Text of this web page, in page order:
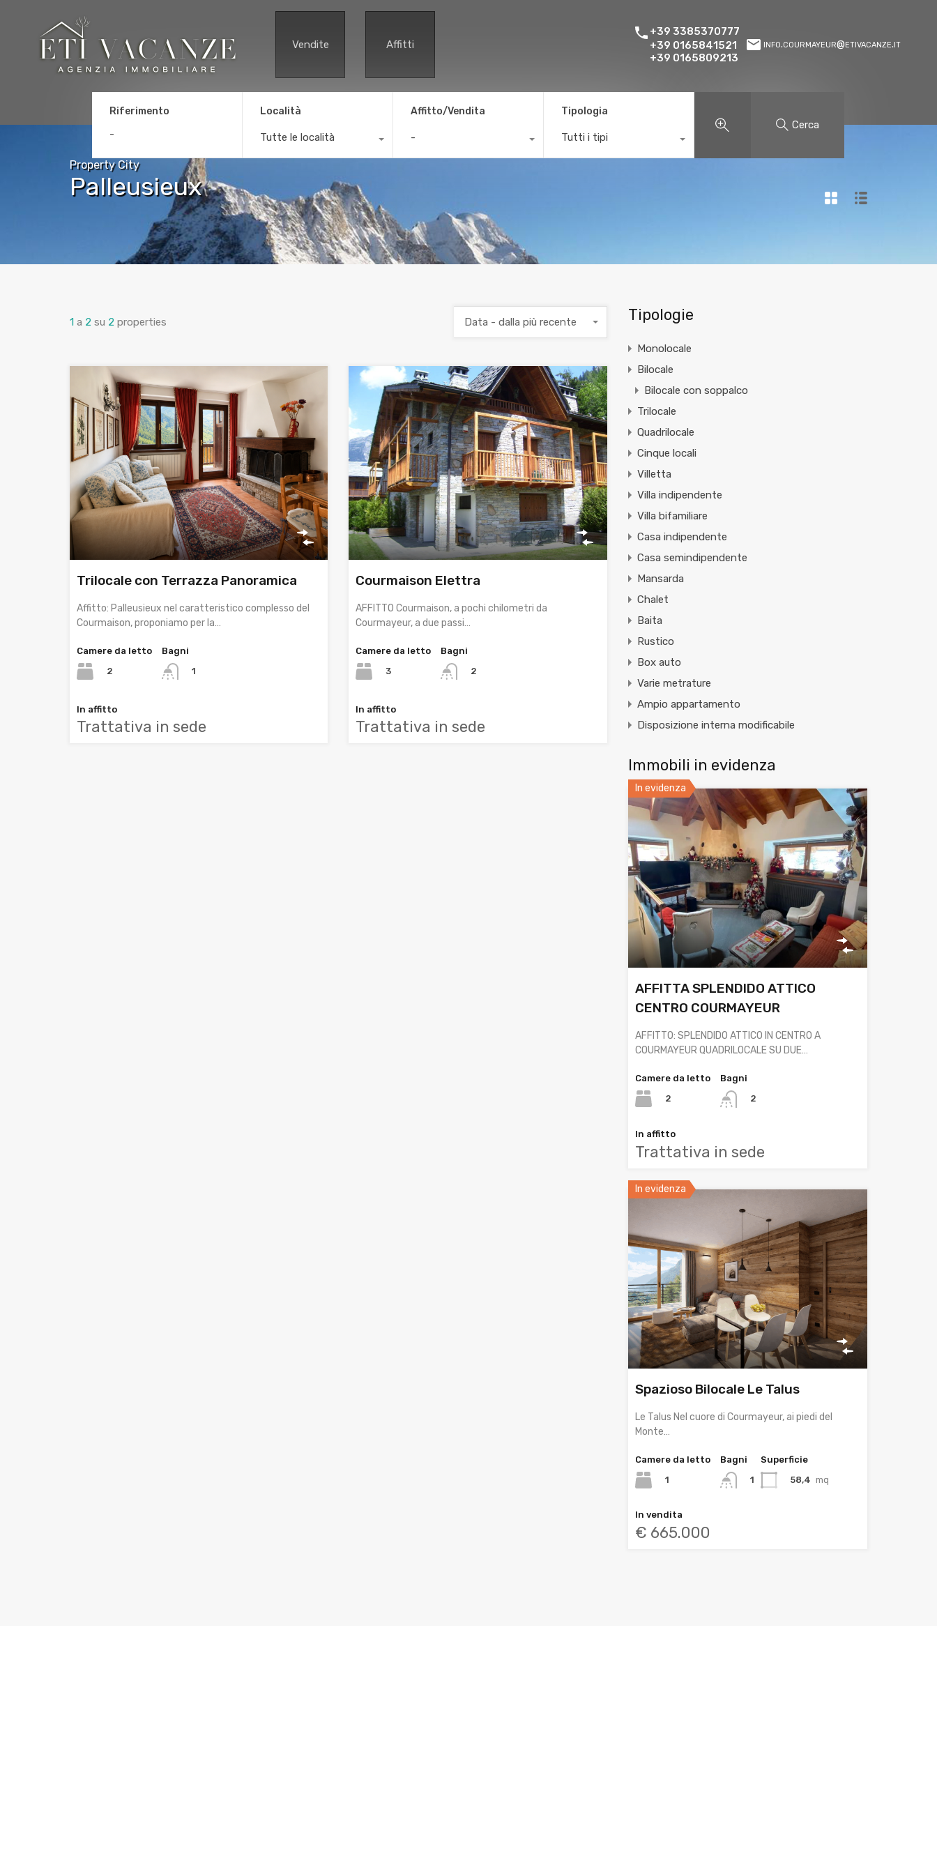
Vendite Affitti
+39 3385370777
+39 0165841521
+39 0165809213
info.courmayeur@etivacanze.it
Riferimento Località
Tutte le località
Affitto/Vendita
-
Tipologia
Tutti i tipi
Cerca
Property City
Palleusieux
1 a 2 su 2 properties Data - dalla più recente
Trilocale con Terrazza Panoramica
Affitto: Palleusieux nel caratteristico complesso del
Courmaison, proponiamo per la…
Camere da letto
2
Bagni
1
In affitto
Trattativa in sede
Courmaison Elettra
AFFITTO Courmaison, a pochi chilometri da
Courmayeur, a due passi…
Camere da letto
3
Bagni
2
In affitto
Trattativa in sede
Tipologie
Monolocale
Bilocale
Bilocale con soppalco
Trilocale
Quadrilocale
Cinque locali
Villetta
Villa indipendente
Villa bifamiliare
Casa indipendente
Casa semindipendente
Mansarda
Chalet
Baita
Rustico
Box auto
Varie metrature
Ampio appartamento
Disposizione interna modificabile
Immobili in evidenza
In evidenza
AFFITTA SPLENDIDO ATTICO
CENTRO COURMAYEUR
AFFITTO: SPLENDIDO ATTICO IN CENTRO A
COURMAYEUR QUADRILOCALE SU DUE…
Camere da letto
2
Bagni
2
In affitto
Trattativa in sede
In evidenza
Spazioso Bilocale Le Talus
Le Talus Nel cuore di Courmayeur, ai piedi del
Monte…
Camere da letto
1
Bagni
1
Superficie
58,4 mq
In vendita
€ 665.000